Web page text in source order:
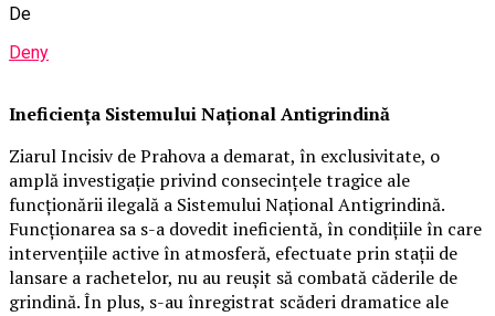
De
Deny
Ineficiența Sistemului Național Antigrindină
Ziarul Incisiv de Prahova a demarat, în exclusivitate, o
amplă investigație privind consecințele tragice ale
funcționării ilegală a Sistemului Național Antigrindină.
Funcționarea sa s-a dovedit ineficientă, în condițiile în care
intervențiile active în atmosferă, efectuate prin stații de
lansare a rachetelor, nu au reușit să combată căderile de
grindină. În plus, s-au înregistrat scăderi dramatice ale